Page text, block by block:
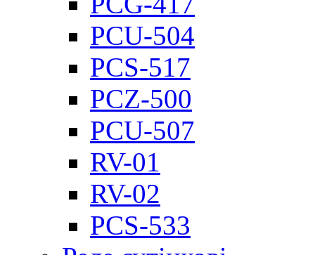
PCU-504
PCS-517
PCZ-500
PCU-507
RV-01
RV-02
PCS-533